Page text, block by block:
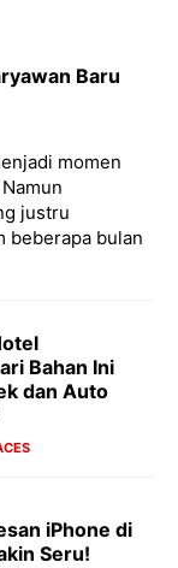
Baru
momen
justru
beberapa bulan
Bahan Ini
dan Auto
iPhone di
Seru!